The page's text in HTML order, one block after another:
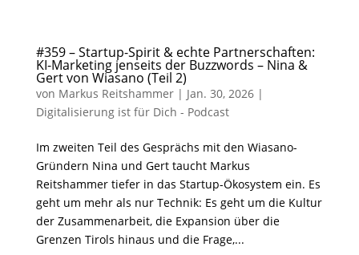
#359 – Startup-Spirit & echte Partnerschaften:
KI-Marketing jenseits der Buzzwords – Nina &
Gert von Wiasano (Teil 2)
von Markus Reitshammer| Jan. 30, 2026|
Digitalisierung ist für Dich - Podcast
Im zweiten Teil des Gesprächs mit den Wiasano-
Gründern Nina und Gert taucht Markus
Reitshammer tiefer in das Startup-Ökosystem ein. Es
geht um mehr als nur Technik: Es geht um die Kultur
der Zusammenarbeit, die Expansion über die
Grenzen Tirols hinaus und die Frage,...